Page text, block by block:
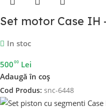
Set motor Case IH
In stoc
50000 Lei
Adaugă în coș
Cod Produs: snc-6448